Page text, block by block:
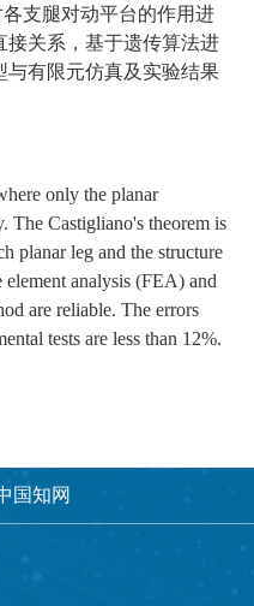
支腿对动平台的作用进
接关系，基于遗传算法进
与有限元仿真及实验结果
only the planar
The Castigliano's theorem is
planar leg and the structure
analysis (FEA) and
are reliable. The errors
tests are less than 12%.
国知网